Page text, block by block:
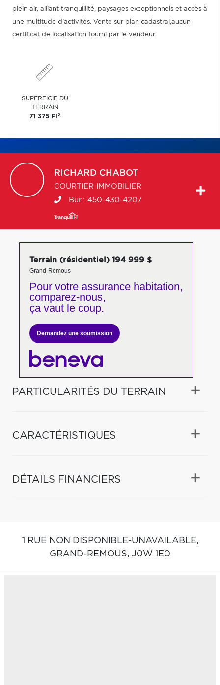
plein air, alliant tranquillité, paysages exceptionnels et accès à
une multitude d'activités. Vente sur plan cadastral,aucun
certificat de localisation fourni par le vendeur.
SUPERFICIE DU
TERRAIN
71 375 PI 2
RICHARD CHABOT
COURTIER IMMOBILIER
Bur.: 450-430-4207
Terrain (résidentiel) 194 999 $
Grand-Remous
Pour votreassurance habitation,
comparez-nous,
ça vaut le coup.
Demandez une soumission
PARTICULARITÉS DU TERRAIN
CARACTÉRISTIQUES
DÉTAILS FINANCIERS
1 RUE NON DISPONIBLE-UNAVAILABLE,
GRAND-REMOUS, J0W 1E0